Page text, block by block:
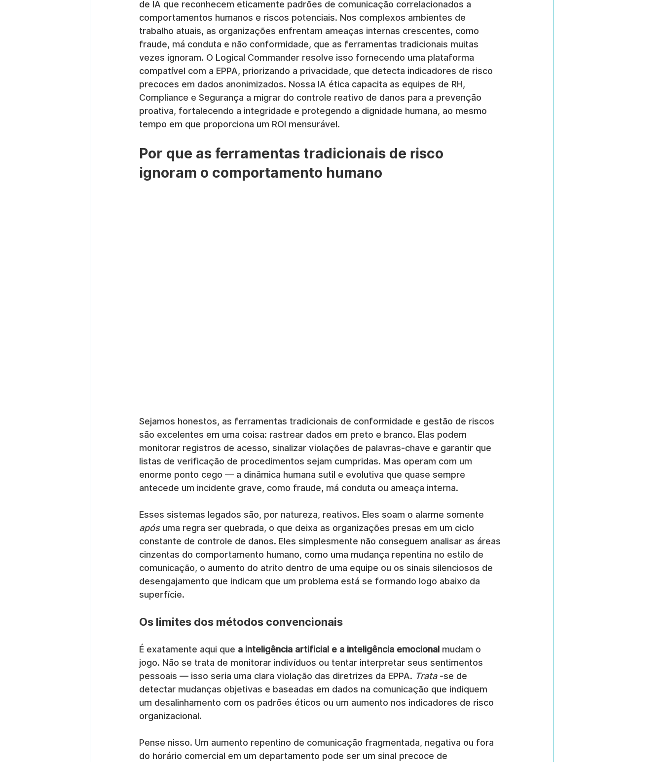
de IA que reconhecem eticamente padrões de comunicação correlacionados a
comportamentos humanos e riscos potenciais. Nos complexos ambientes de
trabalho atuais, as organizações enfrentam ameaças internas crescentes, como
fraude, má conduta e não conformidade, que as ferramentas tradicionais muitas
vezes ignoram. O Logical Commander resolve isso fornecendo uma plataforma
compatível com a EPPA, priorizando a privacidade, que detecta indicadores de risco
precoces em dados anonimizados. Nossa IA ética capacita as equipes de RH,
Compliance e Segurança a migrar do controle reativo de danos para a prevenção
proativa, fortalecendo a integridade e protegendo a dignidade humana, ao mesmo
tempo em que proporciona um ROI mensurável.
Por que as ferramentas tradicionais de risco
ignoram o comportamento humano
Sejamos honestos, as ferramentas tradicionais de conformidade e gestão de riscos
são excelentes em uma coisa: rastrear dados em preto e branco. Elas podem
monitorar registros de acesso, sinalizar violações de palavras-chave e garantir que
listas de verificação de procedimentos sejam cumpridas. Mas operam com um
enorme ponto cego — a dinâmica humana sutil e evolutiva que quase sempre
antecede um incidente grave, como fraude, má conduta ou ameaça interna.
Esses sistemas legados são, por natureza, reativos. Eles soam o alarme somente
após uma regra ser quebrada, o que deixa as organizações presas em um ciclo
constante de controle de danos. Eles simplesmente não conseguem analisar as áreas
cinzentas do comportamento humano, como uma mudança repentina no estilo de
comunicação, o aumento do atrito dentro de uma equipe ou os sinais silenciosos de
desengajamento que indicam que um problema está se formando logo abaixo da
superfície.
Os limites dos métodos convencionais
É exatamente aqui que a inteligência artificial e a inteligência emocional mudam o
jogo. Não se trata de monitorar indivíduos ou tentar interpretar seus sentimentos
pessoais — isso seria uma clara violação das diretrizes da EPPA. Trata -se de
detectar mudanças objetivas e baseadas em dados na comunicação que indiquem
um desalinhamento com os padrões éticos ou um aumento nos indicadores de risco
organizacional.
Pense nisso. Um aumento repentino de comunicação fragmentada, negativa ou fora
do horário comercial em um departamento pode ser um sinal precoce de